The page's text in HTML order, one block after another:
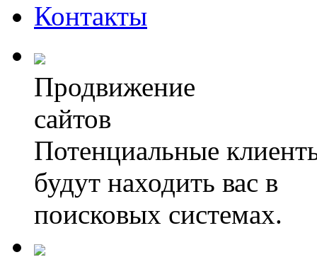
Контакты
Продвижение
сайтов
Потенциальные
будут находить вас в
поисковых системах.